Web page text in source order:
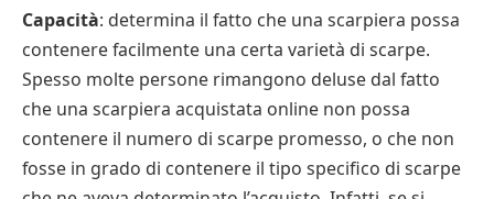
Capacità: determina il fatto che una scarpiera possa
contenere facilmente una certa varietà di scarpe.
Spesso molte persone rimangono deluse dal fatto
che una scarpiera acquistata online non possa
contenere il numero di scarpe promesso, o che non
fosse in grado di contenere il tipo specifico di scarpe